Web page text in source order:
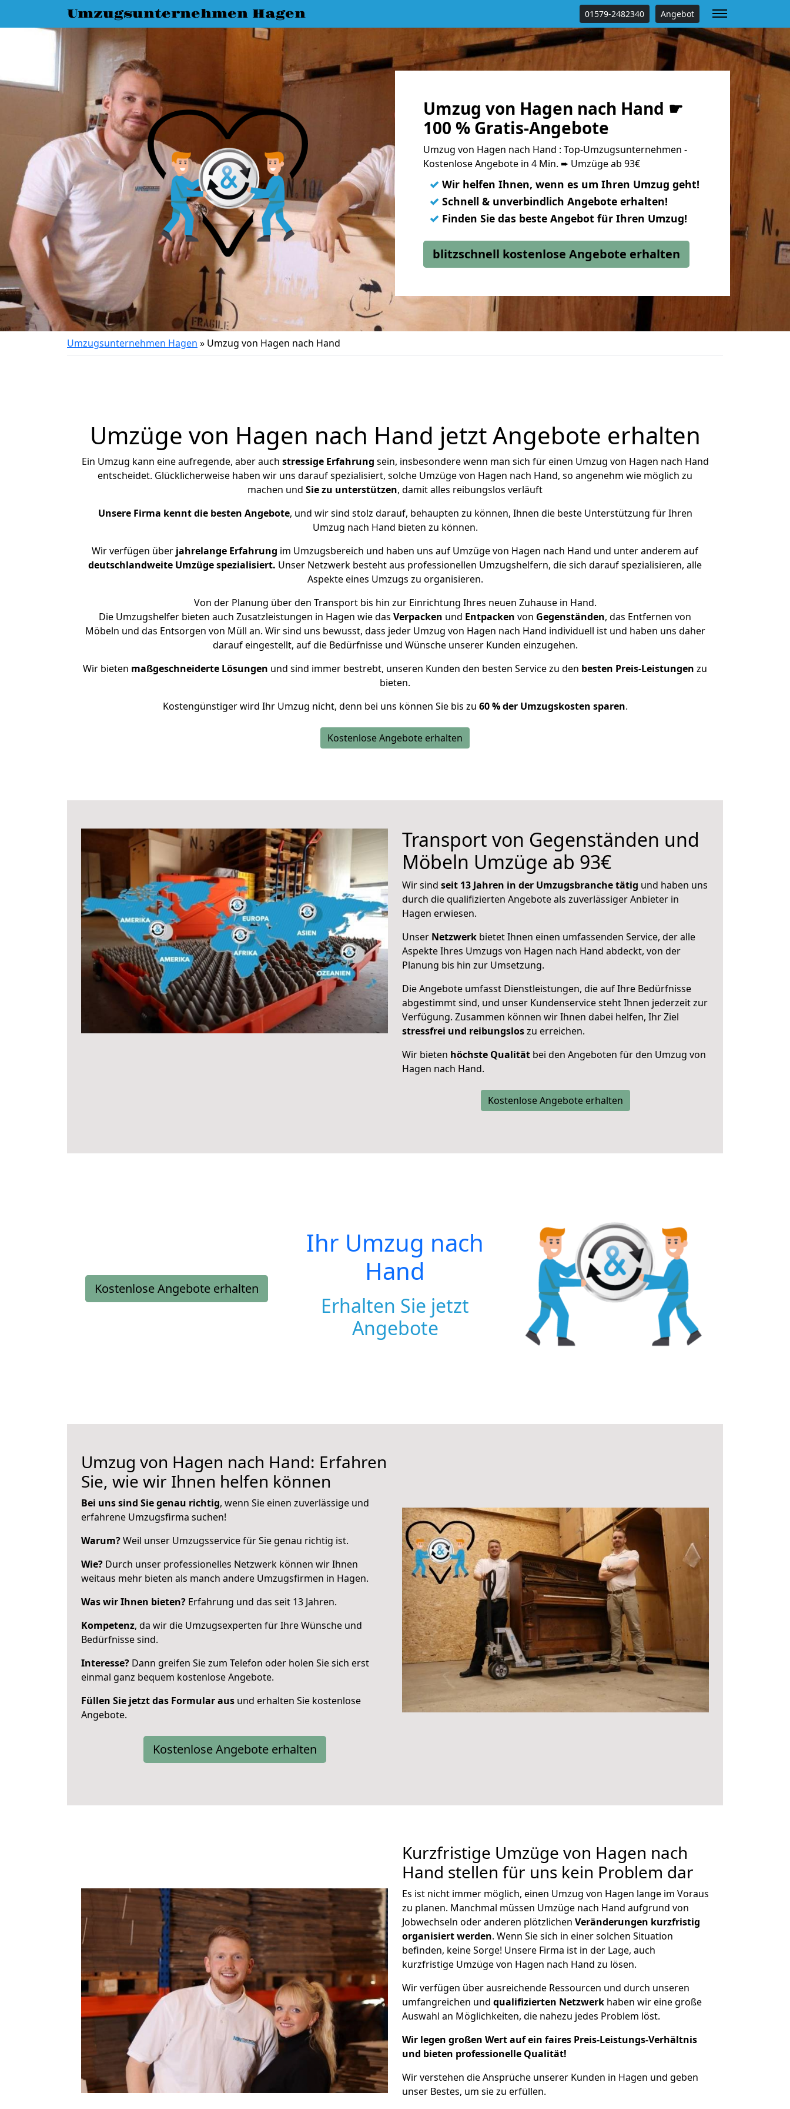
Umzugsunternehmen Hagen 01579-2482340 Angebot
Umzug von Hagen nach Hand ☛
100 % Gratis-Angebote
Umzug von Hagen nach Hand : Top-Umzugsunternehmen -
Kostenlose Angebote in 4 Min. ➨ Umzüge ab 93€
✓ Wir helfen Ihnen, wenn es um Ihren Umzug geht!
✓ Schnell & unverbindlich Angebote erhalten!
✓ Finden Sie das beste Angebot für Ihren Umzug!
blitzschnell kostenlose Angebote erhalten
Umzugsunternehmen Hagen » Umzug von Hagen nach Hand
Umzüge von Hagen nach Hand jetzt Angebote erhalten
Ein Umzug kann eine aufregende, aber auch stressige Erfahrung sein, insbesondere wenn man sich für einen Umzug von Hagen nach Hand
entscheidet. Glücklicherweise haben wir uns darauf spezialisiert, solche Umzüge von Hagen nach Hand, so angenehm wie möglich zu
machen und Sie zu unterstützen, damit alles reibungslos verläuft
Unsere Firma kennt die besten Angebote, und wir sind stolz darauf, behaupten zu können, Ihnen die beste Unterstützung für Ihren
Umzug nach Hand bieten zu können.
Wir verfügen über jahrelange Erfahrung im Umzugsbereich und haben uns auf Umzüge von Hagen nach Hand und unter anderem auf
deutschlandweite Umzüge spezialisiert. Unser Netzwerk besteht aus professionellen Umzugshelfern, die sich darauf spezialisieren, alle
Aspekte eines Umzugs zu organisieren.
Von der Planung über den Transport bis hin zur Einrichtung Ihres neuen Zuhause in Hand.
Die Umzugshelfer bieten auch Zusatzleistungen in Hagen wie das Verpacken und Entpacken von Gegenständen, das Entfernen von
Möbeln und das Entsorgen von Müll an. Wir sind uns bewusst, dass jeder Umzug von Hagen nach Hand individuell ist und haben uns daher
darauf eingestellt, auf die Bedürfnisse und Wünsche unserer Kunden einzugehen.
Wir bieten maßgeschneiderte Lösungen und sind immer bestrebt, unseren Kunden den besten Service zu den besten Preis-Leistungen zu
bieten.
Kostengünstiger wird Ihr Umzug nicht, denn bei uns können Sie bis zu 60 % der Umzugskosten sparen.
Kostenlose Angebote erhalten
Transport von Gegenständen und
Möbeln Umzüge ab 93€
Wir sind seit 13 Jahren in der Umzugsbranche tätig und haben uns
durch die qualifizierten Angebote als zuverlässiger Anbieter in
Hagen erwiesen.
Unser Netzwerk bietet Ihnen einen umfassenden Service, der alle
Aspekte Ihres Umzugs von Hagen nach Hand abdeckt, von der
Planung bis hin zur Umsetzung.
Die Angebote umfasst Dienstleistungen, die auf Ihre Bedürfnisse
abgestimmt sind, und unser Kundenservice steht Ihnen jederzeit zur
Verfügung. Zusammen können wir Ihnen dabei helfen, Ihr Ziel
stressfrei und reibungsloszu erreichen.
Wir bieten höchste Qualität bei den Angeboten für den Umzug von
Hagen nach Hand.
Kostenlose Angebote erhalten
Kostenlose Angebote erhalten
Ihr Umzug nach
Hand
Erhalten Sie jetzt
Angebote
Umzug von Hagen nach Hand: Erfahren
Sie, wie wir Ihnen helfen können
Bei uns sind Sie genau richtig, wenn Sie einen zuverlässige und
erfahrene Umzugsfirma suchen!
Warum?Weil unser Umzugsservice für Sie genau richtig ist.
Wie? Durch unser professionelles Netzwerk können wir Ihnen
weitaus mehr bieten als manch andere Umzugsfirmen in Hagen.
Was wir Ihnen bieten? Erfahrung und das seit 13 Jahren.
Kompetenz, da wir die Umzugsexperten für Ihre Wünsche und
Bedürfnisse sind.
Interesse? Dann greifen Sie zum Telefon oder holen Sie sich erst
einmal ganz bequem kostenlose Angebote.
Füllen Sie jetzt das Formular aus und erhalten Sie kostenlose
Angebote.
Kostenlose Angebote erhalten
Kurzfristige Umzüge von Hagen nach
Hand stellen für uns kein Problem dar
Es ist nicht immer möglich, einen Umzug von Hagen lange im Voraus
zu planen. Manchmal müssen Umzüge nach Hand aufgrund von
Jobwechseln oder anderen plötzlichen Veränderungen kurzfristig
organisiert werden. Wenn Sie sich in einer solchen Situation
befinden, keine Sorge! Unsere Firma ist in der Lage, auch
kurzfristige Umzüge von Hagen nach Hand zu lösen.
Wir verfügen über ausreichende Ressourcen und durch unseren
umfangreichen und qualifizierten Netzwerk haben wir eine große
Auswahl an Möglichkeiten, die nahezu jedes Problem löst.
Wir legen großen Wert auf ein faires Preis-Leistungs-Verhältnis
und bieten professionelle Qualität!
Wir verstehen die Ansprüche unserer Kunden in Hagen und geben
unser Bestes, um sie zu erfüllen.